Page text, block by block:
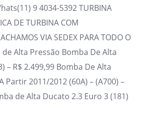
9 4034-5392 TURBINA
DE TURBINA COM
VIA SEDEX PARA TODO O
de Alta Pressão Bomba De Alta
– R$ 2.499,99 Bomba De Alta
Partir 2011/2012 (60A) – (A700) –
de Alta Ducato 2.3 Euro 3 (181)